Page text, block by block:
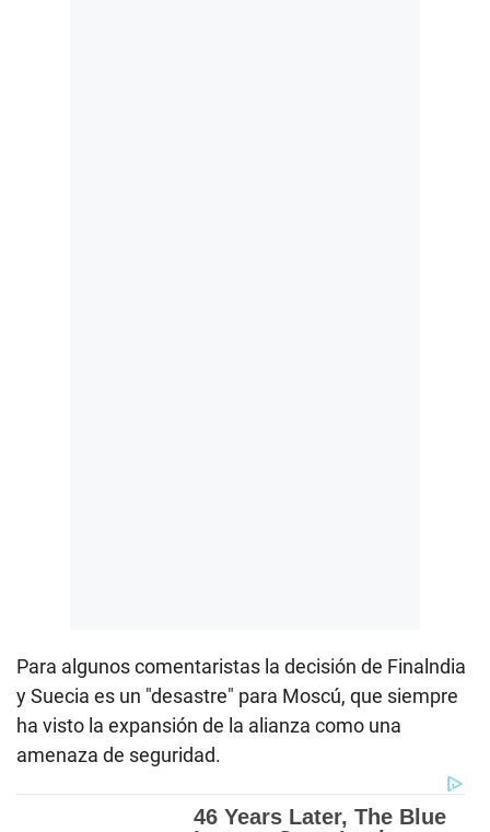
Para algunos comentaristas la decisión de Finalndia
y Suecia es un "desastre" para Moscú, que siempre
ha visto la expansión de la alianza como una
amenaza de seguridad.